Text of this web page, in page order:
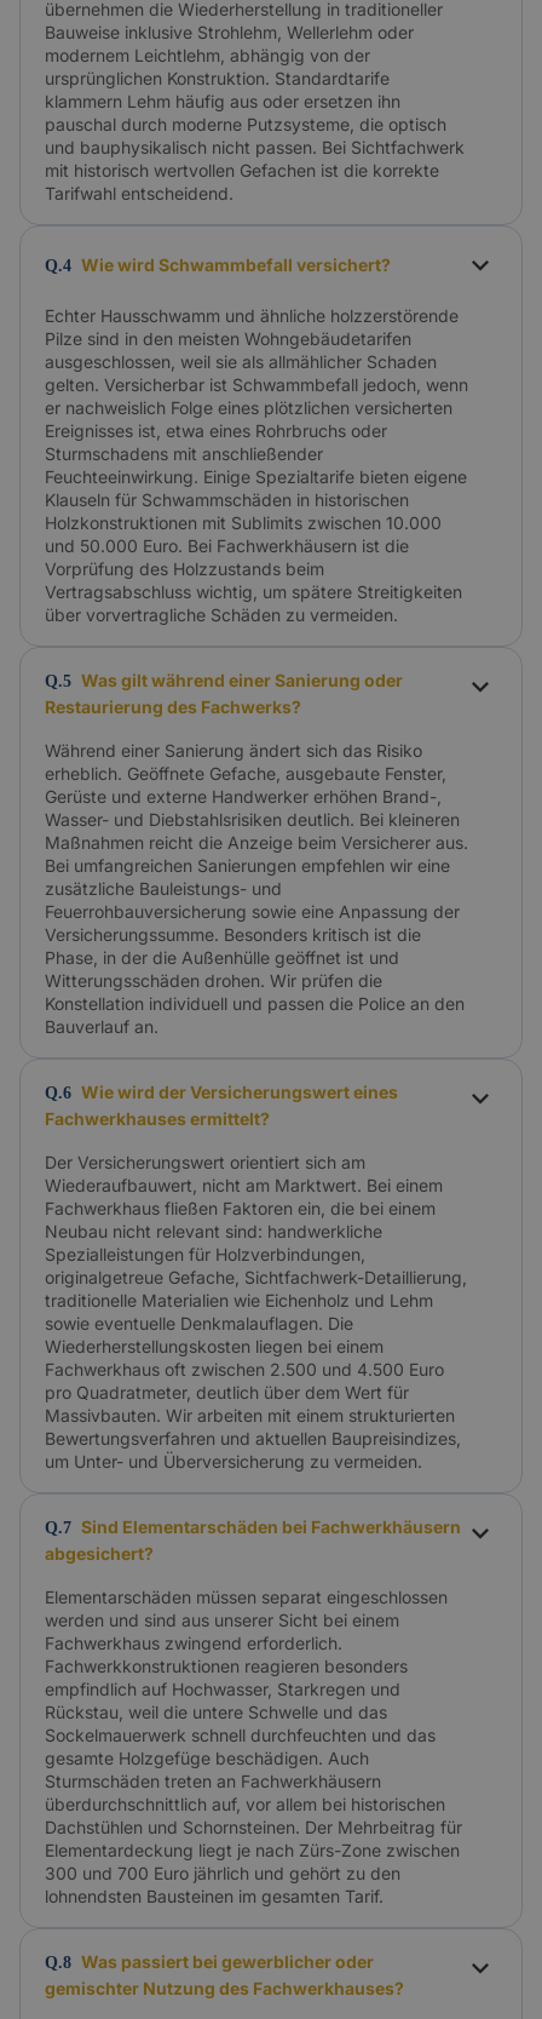
übernehmen die Wiederherstellung in traditioneller
Bauweise inklusive Strohlehm, Wellerlehm oder
modernem Leichtlehm, abhängig von der
ursprünglichen Konstruktion. Standardtarife
klammern Lehm häufig aus oder ersetzen ihn
pauschal durch moderne Putzsysteme, die optisch
und bauphysikalisch nicht passen. Bei Sichtfachwerk
mit historisch wertvollen Gefachen ist die korrekte
Tarifwahl entscheidend.
Q.4 Wie wird Schwammbefall versichert?
Echter Hausschwamm und ähnliche holzzerstörende
Pilze sind in den meisten Wohngebäudetarifen
ausgeschlossen, weil sie als allmählicher Schaden
gelten. Versicherbar ist Schwammbefall jedoch, wenn
er nachweislich Folge eines plötzlichen versicherten
Ereignisses ist, etwa eines Rohrbruchs oder
Sturmschadens mit anschließender
Feuchteeinwirkung. Einige Spezialtarife bieten eigene
Klauseln für Schwammschäden in historischen
Holzkonstruktionen mit Sublimits zwischen 10.000
und 50.000 Euro. Bei Fachwerkhäusern ist die
Vorprüfung des Holzzustands beim
Vertragsabschluss wichtig, um spätere Streitigkeiten
über vorvertragliche Schäden zu vermeiden.
Q.5 Was gilt während einer Sanierung oder
Restaurierung des Fachwerks?
Während einer Sanierung ändert sich das Risiko
erheblich. Geöffnete Gefache, ausgebaute Fenster,
Gerüste und externe Handwerker erhöhen Brand-,
Wasser- und Diebstahlsrisiken deutlich. Bei kleineren
Maßnahmen reicht die Anzeige beim Versicherer aus.
Bei umfangreichen Sanierungen empfehlen wir eine
zusätzliche Bauleistungs- und
Feuerrohbauversicherung sowie eine Anpassung der
Versicherungssumme. Besonders kritisch ist die
Phase, in der die Außenhülle geöffnet ist und
Witterungsschäden drohen. Wir prüfen die
Konstellation individuell und passen die Police an den
Bauverlauf an.
Q.6 Wie wird der Versicherungswert eines
Fachwerkhauses ermittelt?
Der Versicherungswert orientiert sich am
Wiederaufbauwert, nicht am Marktwert. Bei einem
Fachwerkhaus fließen Faktoren ein, die bei einem
Neubau nicht relevant sind: handwerkliche
Spezialleistungen für Holzverbindungen,
originalgetreue Gefache, Sichtfachwerk-Detaillierung,
traditionelle Materialien wie Eichenholz und Lehm
sowie eventuelle Denkmalauflagen. Die
Wiederherstellungskosten liegen bei einem
Fachwerkhaus oft zwischen 2.500 und 4.500 Euro
pro Quadratmeter, deutlich über dem Wert für
Massivbauten. Wir arbeiten mit einem strukturierten
Bewertungsverfahren und aktuellen Baupreisindizes,
um Unter- und Überversicherung zu vermeiden.
Q.7 Sind Elementarschäden bei Fachwerkhäusern
abgesichert?
Elementarschäden müssen separat eingeschlossen
werden und sind aus unserer Sicht bei einem
Fachwerkhaus zwingend erforderlich.
Fachwerkkonstruktionen reagieren besonders
empfindlich auf Hochwasser, Starkregen und
Rückstau, weil die untere Schwelle und das
Sockelmauerwerk schnell durchfeuchten und das
gesamte Holzgefüge beschädigen. Auch
Sturmschäden treten an Fachwerkhäusern
überdurchschnittlich auf, vor allem bei historischen
Dachstühlen und Schornsteinen. Der Mehrbeitrag für
Elementardeckung liegt je nach Zürs-Zone zwischen
300 und 700 Euro jährlich und gehört zu den
lohnendsten Bausteinen im gesamten Tarif.
Q.8 Was passiert bei gewerblicher oder
gemischter Nutzung des Fachwerkhauses?